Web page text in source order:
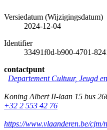
Versiedatum (Wijzigingsdatum)
2024-12-04
Identifier
33491f0d-b900-4701-
contactpunt
Departement Cultuur, Jeugd
Koning Albert II-laan 15 bus
+32 2 553 42 76
https://www.vlaanderen.be/